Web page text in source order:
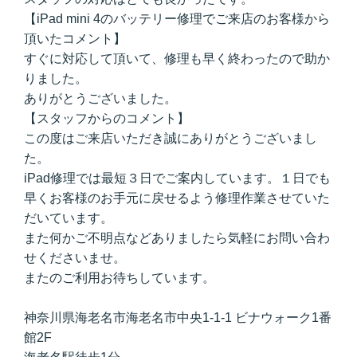
【iPad mini 4のバッテリー修理でご来店のお客様から
頂いたコメント】
すぐに対応して頂いて、修理も早く終わったので助か
りました。
ありがとうございました。
【スタッフからのコメント】
この度はご来店いただき誠にありがとうございまし
た。
iPad修理では最短３日でご案内しています。１日でも
早くお客様のお手元に戻せるよう修理作業させていた
だいています。
また何かご不明点などありましたら気軽にお問い合わ
せくださいませ。
またのご利用お待ちしています。
神奈川県海老名市海老名市中央1-1-1 ビナウォーク1番
館2F